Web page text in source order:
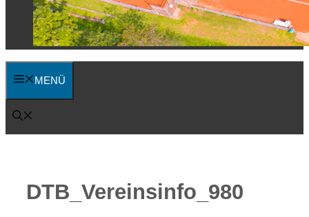
MENÜ
DTB_Vereinsinfo_980